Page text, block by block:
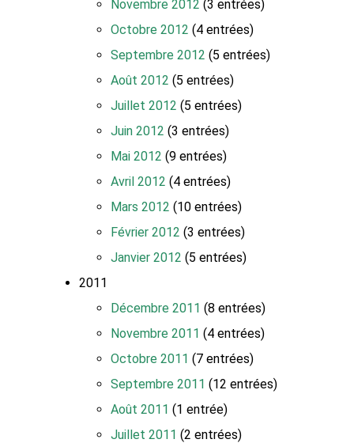
Novembre 2012 (3 entrées)
Octobre 2012 (4 entrées)
Septembre 2012 (5 entrées)
Août 2012 (5 entrées)
Juillet 2012 (5 entrées)
Juin 2012 (3 entrées)
Mai 2012 (9 entrées)
Avril 2012 (4 entrées)
Mars 2012 (10 entrées)
Février 2012 (3 entrées)
Janvier 2012 (5 entrées)
2011
Décembre 2011 (8 entrées)
Novembre 2011 (4 entrées)
Octobre 2011 (7 entrées)
Septembre 2011 (12 entrées)
Août 2011 (1 entrée)
Juillet 2011 (2 entrées)